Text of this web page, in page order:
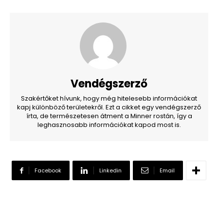
Vendégszerző
Szakértőket hívunk, hogy még hitelesebb információkat
kapj különböző területekről. Ezt a cikket egy vendégszerző
írta, de természetesen átment a Minner rostán, így a
leghasznosabb információkat kapod most is.
Facebook Linkedin Email